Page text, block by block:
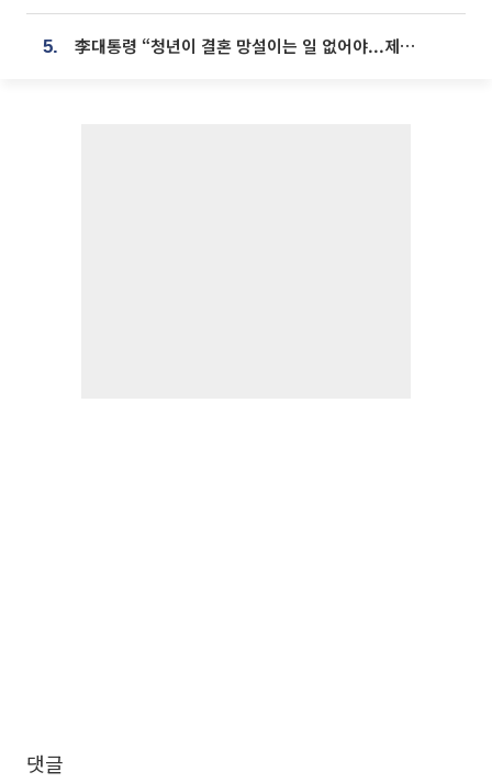
5. 李대통령 “청년이 결혼 망설이는 일 없어야...제도상 불이익 조사”
댓글